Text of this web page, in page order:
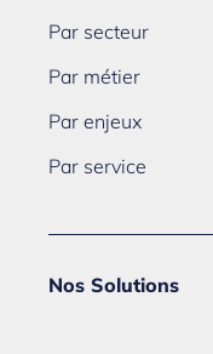
Par secteur
Par métier
Par enjeux
Par service
Nos Solutions